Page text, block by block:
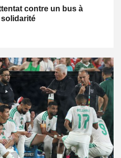
contre un bus à
solidarité